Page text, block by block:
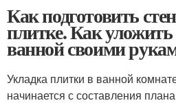
Как подготовить
плитке. Как
ванной своими
Укладка плитки в ванной
начинается с составления